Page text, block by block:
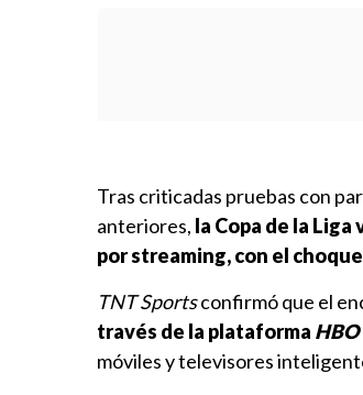
Tras criticadas pruebas con
anteriores, la Copa de la
por streaming, con el
TNT Sportsconfirmó que el
través de la plataforma
móviles y televisores